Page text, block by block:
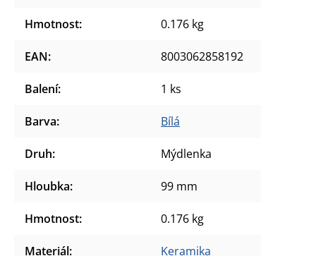
Hmotnost: 0.176 kg
EAN: 8003062858192
Balení: 1 ks
Barva: Bílá
Druh: Mýdlenka
Hloubka: 99 mm
Hmotnost: 0.176 kg
Materiál: Keramika